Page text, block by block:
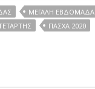
ΜΕΓΆΛΗ ΕΒΔΟΜΆΔΑ
ΠΆΣΧΑ 2020